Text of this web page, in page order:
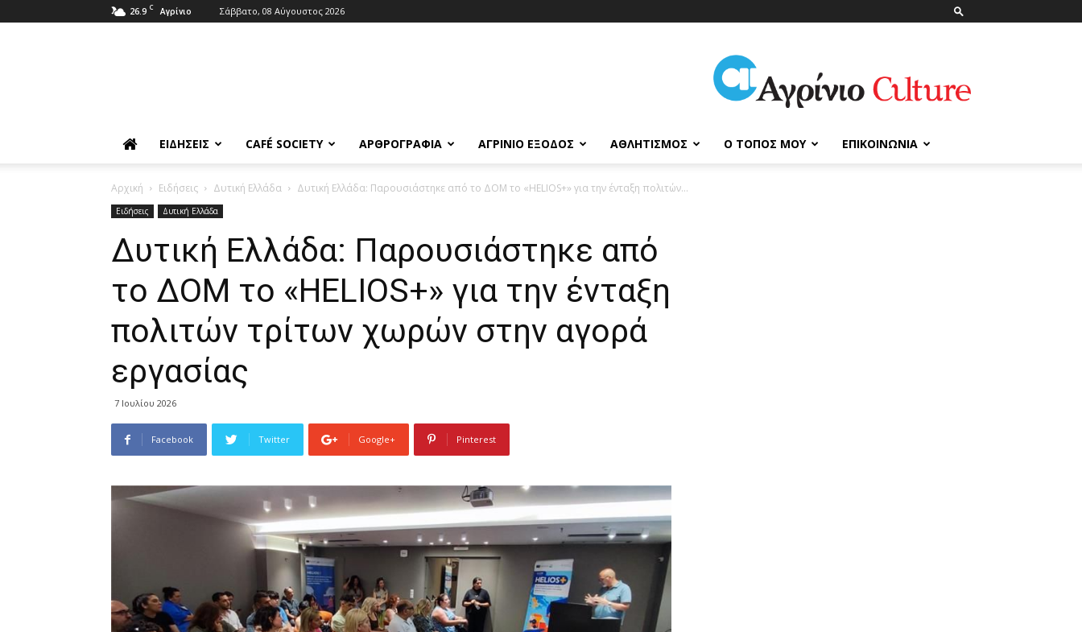
26.9 C Αγρίνιο Σάββατο, 08 Αύγουστος 2026
ΑγρίνιοCulture
ΕΙΔΉΣΕΙΣ CAFÉ SOCIETY ΑΡΘΡΟΓΡΑΦΊΑ ΑΓΡΊΝΙΟ ΈΞΟΔΟΣ ΑΘΛΗΤΙΣΜΌΣ Ο ΤΌΠΟΣ ΜΟΥ ΕΠΙΚΟΙΝΩΝΊΑ
Αρχική Ειδήσεις Δυτική Ελλάδα Δυτική Ελλάδα: Παρουσιάστηκε από το ΔΟΜ το «HELIOS+» για την ένταξη πολιτών...
Ειδήσεις Δυτική Ελλάδα
Δυτική Ελλάδα: Παρουσιάστηκε από
το ΔΟΜ το «HELIOS+» για την ένταξη
πολιτών τρίτων χωρών στην αγορά
εργασίας
7 Ιουλίου 2026
Facebook Twitter Google+ Pinterest